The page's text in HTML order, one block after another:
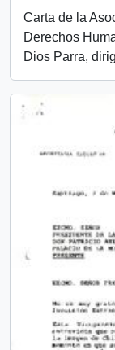
Carta de la
Derechos
Dios Parra,